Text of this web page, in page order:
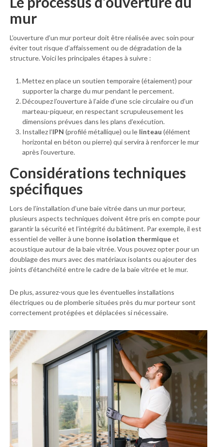
mur
L’ouverture d’un mur porteur doit être réalisée avec soin pour
éviter tout risque d’affaissement ou de dégradation de la
structure. Voici les principales étapes à suivre :
Mettez en place un soutien temporaire (étaiement) pour
supporter la charge du mur pendant le percement.
Découpez l’ouverture à l’aide d’une scie circulaire ou d’un
marteau-piqueur, en respectant scrupuleusement les
dimensions prévues dans les plans d’exécution.
Installez l’IPN (profilé métallique) ou le linteau (élément
horizontal en béton ou pierre) qui servira à renforcer le mur
après l’ouverture.
Considérations techniques
spécifiques
Lors de l’installation d’une baie vitrée dans un mur porteur,
plusieurs aspects techniques doivent être pris en compte pour
garantir la sécurité et l’intégrité du bâtiment. Par exemple, il est
essentiel de veiller à une bonne isolation thermiqueet
acoustique autour de la baie vitrée. Vous pouvez opter pour un
doublage des murs avec des matériaux isolants ou ajouter des
joints d’étanchéité entre le cadre de la baie vitrée et le mur.
De plus, assurez-vous que les éventuelles installations
électriques ou de plomberie situées près du mur porteur sont
correctement protégées et déplacées si nécessaire.